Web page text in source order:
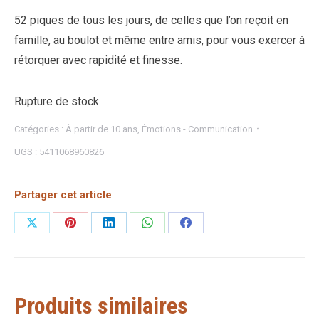
52 piques de tous les jours, de celles que l’on reçoit en
famille, au boulot et même entre amis, pour vous exercer à
rétorquer avec rapidité et finesse.
Rupture de stock
Catégories : À partir de 10 ans Émotions - Communication
UGS : 5411068960826
Partager cet article
PartagerPartagerPartagerPartagerPartager
Produits similaires